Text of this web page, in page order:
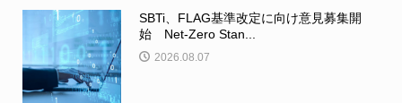
SBTi、FLAG基準改定に向け意見募集開
始 Net-Zero Stan...
2026.08.07